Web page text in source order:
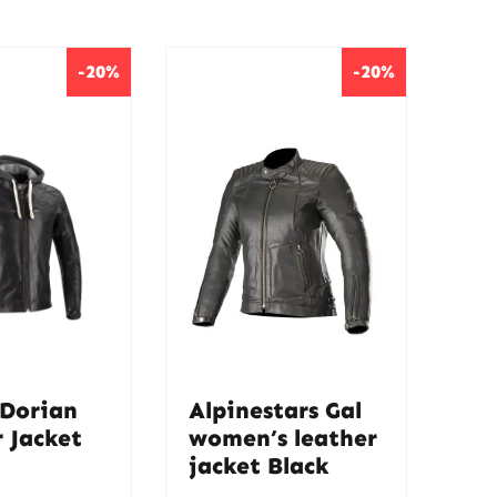
-20%
Jacket
-20%
Alpinestars Gal
women’s leather
jacket Black